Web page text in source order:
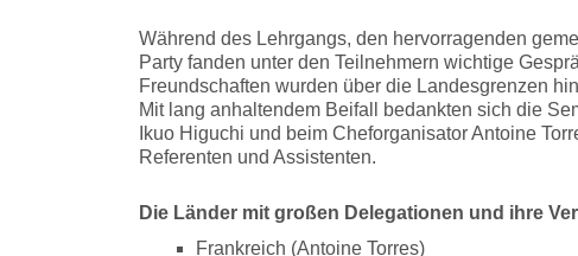
Während des Lehrgangs, den hervorragenden
Party fanden unter den Teilnehmern wichtige
Freundschaften wurden über die Landesgrenzen
Mit lang anhaltendem Beifall bedankten sich die
Ikuo Higuchi und beim Cheforganisator Antoine
Referenten und Assistenten.
Die Länder mit großen Delegationen und ihre
Frankreich (Antoine Torres)